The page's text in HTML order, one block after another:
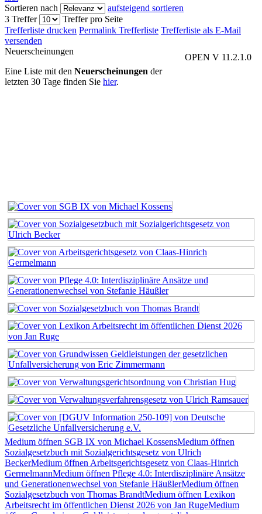
Sortieren nach
aufsteigend sortieren
3 Treffer
Treffer pro Seite
Trefferliste drucken Permalink Trefferliste Trefferliste als E-Mail
versenden
OPEN V 11.2.1.0
Neuerscheinungen
Eine Liste mit den Neuerscheinungen der
letzten 30 Tage finden Sie hier.
Medium öffnen SGB IX von Michael KossensMedium öffnen
Sozialgesetzbuch mit Sozialgerichtsgesetz von Ulrich
BeckerMedium öffnen Arbeitsgerichtsgesetz von Claas-Hinrich
GermelmannMedium öffnen Pflege 4.0: Interdisziplinäre Ansätze
und Generationenwechsel von Stefanie HäußlerMedium öffnen
Sozialgesetzbuch von Thomas BrandtMedium öffnen Lexikon
Arbeitsrecht im öffentlichen Dienst 2026 von Jan RugeMedium